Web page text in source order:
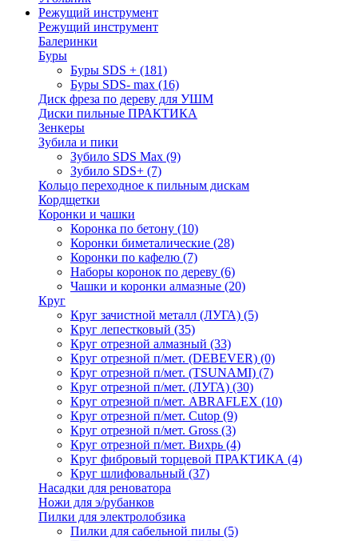
Режущий инструмент
Режущий инструмент
Балеринки
Буры
Буры SDS + (181)
Буры SDS- max (16)
Диск фреза по дереву для УШМ
Диски пильные ПРАКТИКА
Зенкеры
Зубила и пики
Зубило SDS Max (9)
Зубило SDS+ (7)
Кольцо переходное к пильным дискам
Кордщетки
Коронки и чашки
Коронка по бетону (10)
Коронки биметалические (28)
Коронки по кафелю (7)
Наборы коронок по дереву (6)
Чашки и коронки алмазные (20)
Круг
Круг зачистной металл (ЛУГА) (5)
Круг лепестковый (35)
Круг отрезной алмазный (33)
Круг отрезной п/мет. (DEBEVER) (0)
Круг отрезной п/мет. (TSUNAMI) (7)
Круг отрезной п/мет. (ЛУГА) (30)
Круг отрезной п/мет. ABRAFLEX (10)
Круг отрезной п/мет. Cutop (9)
Круг отрезной п/мет. Gross (3)
Круг отрезной п/мет. Вихрь (4)
Круг фибровый торцевой ПРАКТИКА (4)
Круг шлифовальный (37)
Насадки для реноватора
Ножи для э/рубанков
Пилки для электролобзика
Пилки для сабельной пилы (5)